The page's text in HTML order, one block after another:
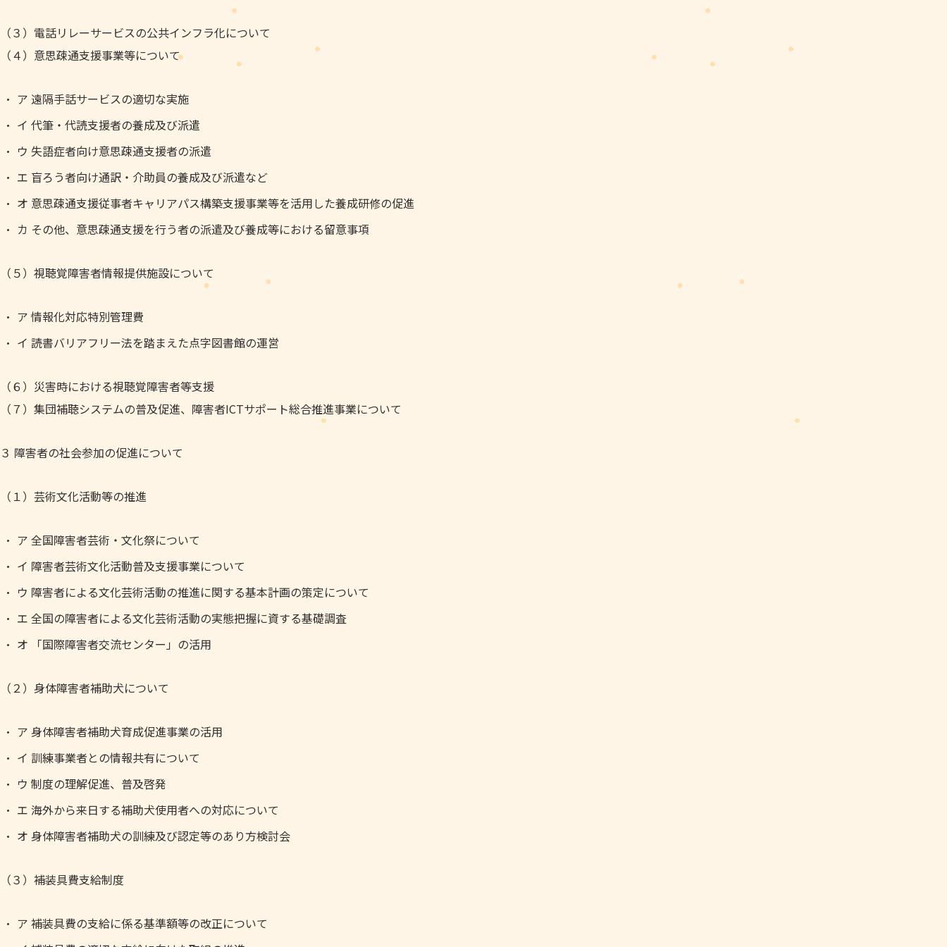
（３）電話リレーサービスの公共インフラ化について
（４）意思疎通支援事業等について
ア 遠隔手話サービスの適切な実施
イ 代筆・代読支援者の養成及び派遣
ウ 失語症者向け意思疎通支援者の派遣
エ 盲ろう者向け通訳・介助員の養成及び派遣など
オ 意思疎通支援従事者キャリアパス構築支援事業等を活用した養成研修の促進
カ その他、意思疎通支援を行う者の派遣及び養成等における留意事項
（５）視聴覚障害者情報提供施設について
ア 情報化対応特別管理費
イ 読書バリアフリー法を踏まえた点字図書館の運営
（６）災害時における視聴覚障害者等支援
（７）集団補聴システムの普及促進、障害者ICTサポート総合推進事業について
３ 障害者の社会参加の促進について
（１）芸術文化活動等の推進
ア 全国障害者芸術・文化祭について
イ 障害者芸術文化活動普及支援事業について
ウ 障害者による文化芸術活動の推進に関する基本計画の策定について
エ 全国の障害者による文化芸術活動の実態把握に資する基礎調査
オ 「国際障害者交流センター」の活用
（２）身体障害者補助犬について
ア 身体障害者補助犬育成促進事業の活用
イ 訓練事業者との情報共有について
ウ 制度の理解促進、普及啓発
エ 海外から来日する補助犬使用者への対応について
オ 身体障害者補助犬の訓練及び認定等のあり方検討会
（３）補装具費支給制度
ア 補装具費の支給に係る基準額等の改正について